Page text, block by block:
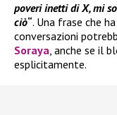
poveri inetti di X, mi
ciò“. Una frase che
conversazioni
Soraya , anche se il
esplicitamente.